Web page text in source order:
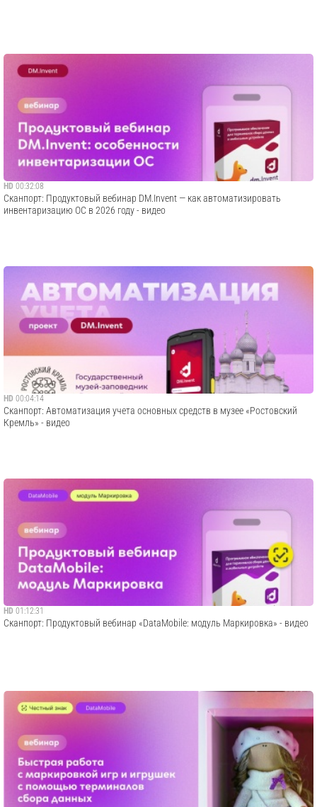
HD 00:32:08
Сканпорт: Продуктовый вебинар DM.Invent — как автоматизировать
инвентаризацию ОС в 2026 году - видео
HD 00:04:14
Сканпорт: Автоматизация учета основных средств в музее «Ростовский
Кремль» - видео
HD 01:12:31
Сканпорт: Продуктовый вебинар «DataMobile: модуль Маркировка» - видео